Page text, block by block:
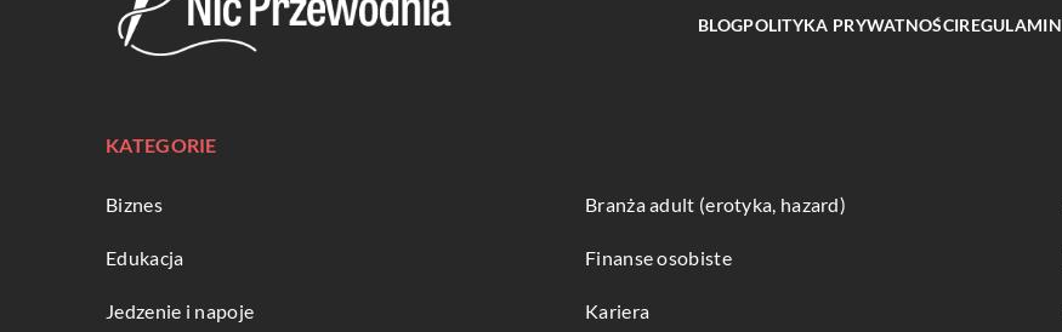
BLOGPOLITYKA PRYWATNOŚCIREGULAMIN
KATEGORIE
Biznes Branża adult (erotyka, hazard)
Edukacja Finanse osobiste
Jedzenie i napoje Kariera